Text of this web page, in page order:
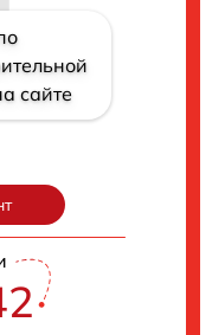
сайте